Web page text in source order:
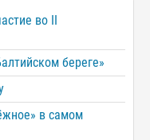
во II
береге»
в самом